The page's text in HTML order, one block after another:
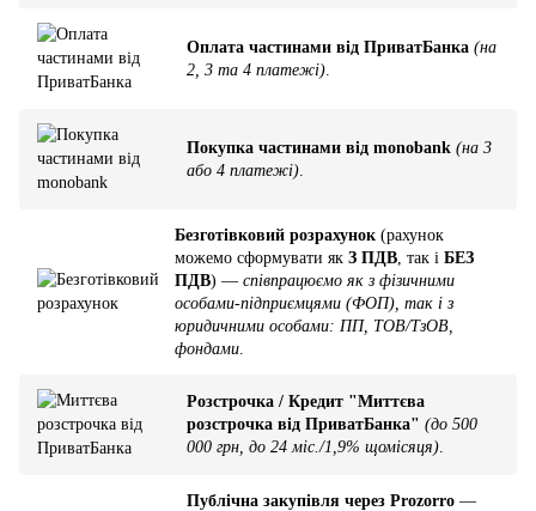
Оплата частинами від ПриватБанка (на
2, 3 та 4 платежі)
Покупка частинами від monobank (на 3
або 4 платежі)
Безготівковий розрахунок (рахунок
можемо сформувати як З ПДВ , так і БЕЗ
ПДВ) — співпрацюємо як з фізичними
особами-підприємцями (ФОП), так і з
юридичними особами: ПП, ТОВ/ТзОВ,
фондами
Розстрочка / Кредит "Миттєва
розстрочка від ПриватБанка" (до 500
000 грн, до 24 міс./1,9% щомісяця).
Публічна закупівля через Prozorro —